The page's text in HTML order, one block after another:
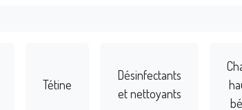
Tétine
Désinfectants
et nettoyants